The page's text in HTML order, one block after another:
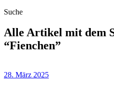
Suche
Alle Artikel mit dem
“Fienchen”
28. März 2025